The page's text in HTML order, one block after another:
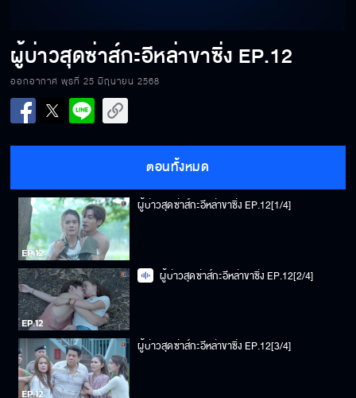
ผู้บ่าวสุดซ่าส์กะอีหล่าขาซิ่ง EP.12
ออกอากาศ พุธที่ 25 มิถุนายน 2568
ตอนทั้งหมด
ผู้บ่าวสุดซ่าส์กะอีหล่าขาซิ่ง EP.12[1/4]
ผู้บ่าวสุดซ่าส์กะอีหล่าขาซิ่ง EP.12[2/4]
ผู้บ่าวสุดซ่าส์กะอีหล่าขาซิ่ง EP.12[3/4]